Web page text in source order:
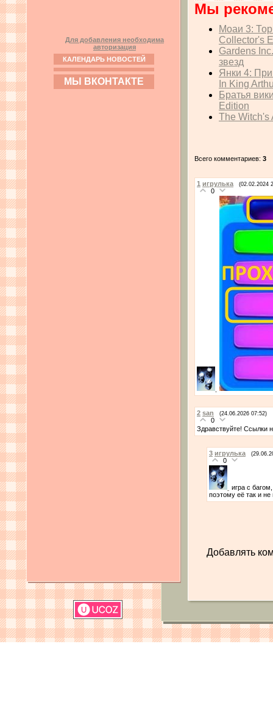
Для добавления необходима
авторизация
КАЛЕНДАРЬ НОВОСТЕЙ
МЫ ВКОНТАКТЕ
Мы
Моаи 3:
Collector's
Gardens
звезд
Янки 4:
In King
Братья
Edition
The Witch's
Всего комментариев: 3
1 игрулька (02.02.2024
0
2 san (24.06.2026 07:52)
0
Здравствуйте! Ссылки
3 игрулька
0
игра с
поэтому её так и
Добавлять